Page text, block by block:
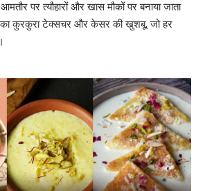
पर त्यौहारों और खास मौकों पर बनाया जाता
कुरकुरा टेक्सचर और केसर की खुशबू, जो हर